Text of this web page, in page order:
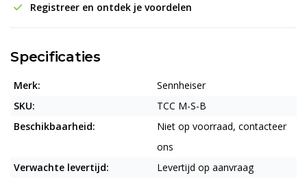
Registreer en ontdek je voordelen
Specificaties
Merk:
Sennheiser
SKU:
TCC M-S-B
Beschikbaarheid:
Niet op voorraad, contacteer
ons
Verwachte levertijd:
Levertijd op aanvraag